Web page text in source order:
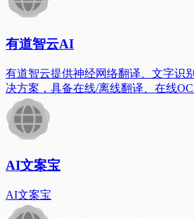
有道智云AI
有道智云提供神经网络翻译、文字识
决方案，具备在线/离线翻译、在线
AI文案宝
AI文案宝